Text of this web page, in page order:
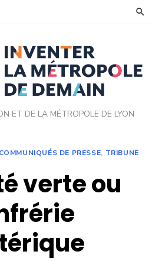
ET DE LA MÉTROPOLE DE LYON
COMMUNIQUÉS DE PRESSE, TRIBUNE
verte ou